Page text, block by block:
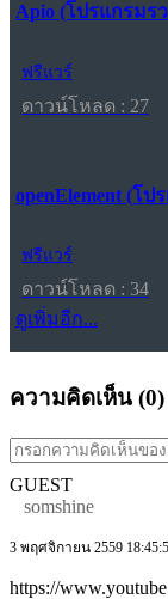
Apio (โปรแกรมร
ฟรีแวร์
ดาวน์โหลด : 27
openElement (โ
ฟรีแวร์
ดาวน์โหลด : 34
ดูเพิ่มอีก...
ความคิดเห็น (0)
GUEST
somshine
3 พฤศจิกายน 2559
https://